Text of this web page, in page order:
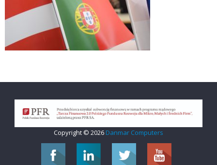
Copyright © 2026 Danmar Computers